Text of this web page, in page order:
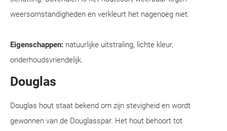
weersomstandigheden en verkleurt het nagenoeg niet.
Eigenschappen: natuurlijke uitstraling, lichte kleur,
onderhoudsvriendelijk.
Douglas
Douglas hout staat bekend om zijn stevigheid en wordt
gewonnen van de Douglasspar. Het hout behoort tot